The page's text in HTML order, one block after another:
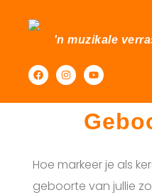
'n muzikale
Hoe markeer je als
geboorte van jullie